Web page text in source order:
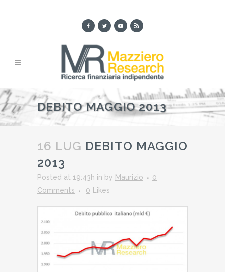
DEBITO MAGGIO 2013
16 LUG DEBITO MAGGIO
2013
Posted at 19:43h in by Maurizio
0
Comments
0 Likes